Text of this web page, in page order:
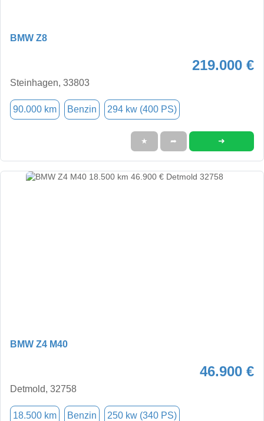
BMW Z8
219.000 €
Steinhagen, 33803
90.000 km Benzin 294 kw (400 PS)
★ ➦ ➜
BMW Z4 M40
46.900 €
Detmold, 32758
18.500 km Benzin 250 kw (340 PS)